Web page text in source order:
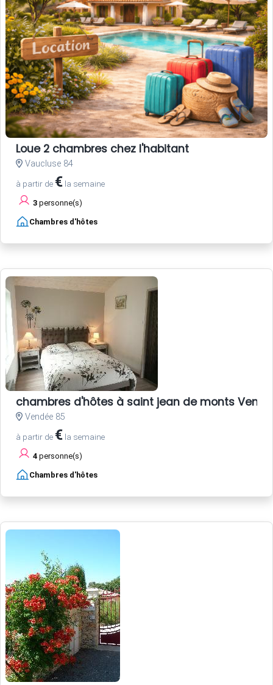
Loue 2 chambres chez l'habitant
Vaucluse 84
à partir de € la semaine
3 personne(s)
Chambres d'hôtes
chambres d'hôtes à saint jean de monts
Vendée 85
à partir de € la semaine
4 personne(s)
Chambres d'hôtes